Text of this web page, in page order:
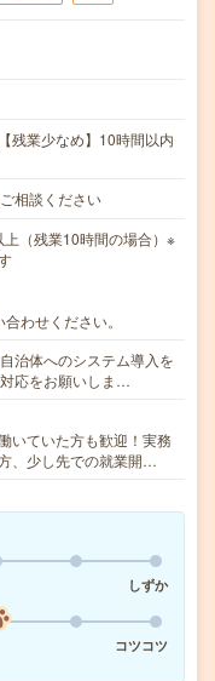
残業少なめ】10時間以内
相談ください
（残業10時間の場合）※
わせください。
治体へのシステム導入を
応をお願いしま…
いていた方も歓迎！実務
、少し先での就業開…
しずか
コツコツ